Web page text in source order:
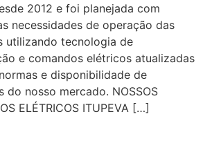
2012 e foi planejada com
necessidades de operação das
utilizando tecnologia de
e comandos elétricos atualizadas
e disponibilidade de
do nosso mercado. NOSSOS
ELÉTRICOS ITUPEVA […]